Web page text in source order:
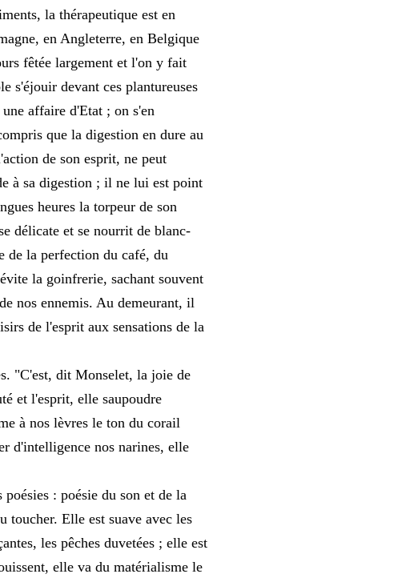
la thérapeutique est en
en Angleterre, en Belgique
fêtée largement et l'on y fait
s'éjouir devant ces plantureuses
affaire d'Etat ; on s'en
que la digestion en dure au
de son esprit, ne peut
à sa digestion ; il ne lui est point
heures la torpeur de son
délicate et se nourrit de blanc-
de la perfection du café, du
la goinfrerie, sachant souvent
nos ennemis. Au demeurant, il
de l'esprit aux sensations de la
"C'est, dit Monselet, la joie de
et l'esprit, elle saupoudre
à nos lèvres le ton du corail
d'intelligence nos narines, elle
: poésie du son et de la
toucher. Elle est suave avec les
les pêches duvetées ; elle est
elle va du matérialisme le